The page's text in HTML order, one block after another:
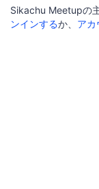
Sikachu Meetupの
ンインするか、 アカ